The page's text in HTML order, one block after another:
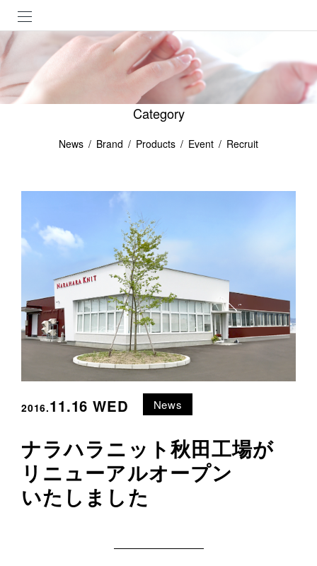
Category
News Brand Products Event Recruit
2016.11.16 WED News
ナラハラニット秋田工場が
リニューアルオープン
いたしました